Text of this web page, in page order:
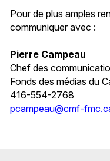
Pour de plus amples
communiquer avec :
Pierre Campeau
Chef des
Fonds des médias du
416-554-2768
pcampeau@cmf-